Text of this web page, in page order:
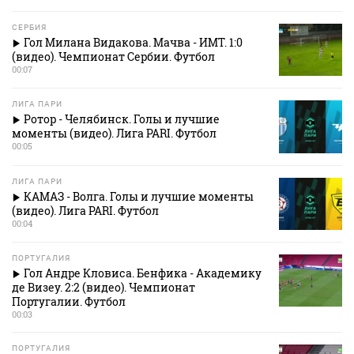
СЕРБИЯ
Гол Милана Видакова. Мачва - ИМТ. 1:0
(видео). Чемпионат Сербии. Футбол
00:07
ЛИГА ПАРИ
Ротор - Челябинск. Голы и лучшие
моменты (видео). Лига PARI. Футбол
00:05
ЛИГА ПАРИ
КАМАЗ - Волга. Голы и лучшие моменты
(видео). Лига PARI. Футбол
00:04
ПОРТУГАЛИЯ
Гол Андре Кловиса. Бенфика - Академику
де Визеу. 2:2 (видео). Чемпионат
Португалии. Футбол
00:03
ПОРТУГАЛИЯ